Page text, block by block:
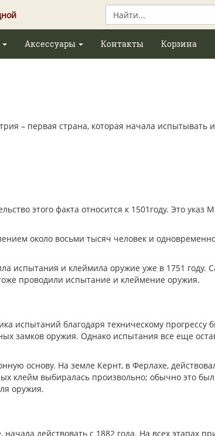
Аксессуары Контакты Корзина
– первая страна, которая начала испытывать
этого факта относится к 1501году. Это указ
около восьми тысяч человек и
испытания и клеймила оружие уже в 1751 году.
проводили испытание и клеймение оружия.
испытаний благодаря техническому прогрессу
замков оружия. Однако испытания все еще
основу. На земле Кернт, в Ферлахе,
клейм выбиралась произвольно; обычно это
оружия.
действовать с 1882 года. На всех этапах